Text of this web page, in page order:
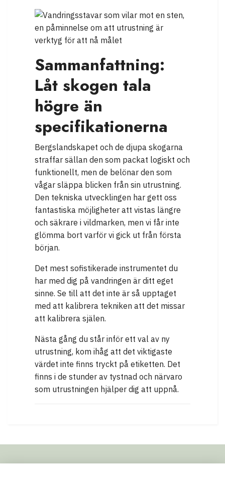
Sammanfattning:
Låt skogen tala
högre än
specifikationerna
Bergslandskapet och de djupa skogarna
straffar sällan den som packat logiskt och
funktionellt, men de belönar den som
vågar släppa blicken från sin utrustning.
Den tekniska utvecklingen har gett oss
fantastiska möjligheter att vistas längre
och säkrare i vildmarken, men vi får inte
glömma bort varför vi gick ut från första
början.
Det mest sofistikerade instrumentet du
har med dig på vandringen är ditt eget
sinne. Se till att det inte är så upptaget
med att kalibrera tekniken att det missar
att kalibrera själen.
Nästa gång du står inför ett val av ny
utrustning, kom ihåg att det viktigaste
värdet inte finns tryckt på etiketten. Det
finns i de stunder av tystnad och närvaro
som utrustningen hjälper dig att uppnå.